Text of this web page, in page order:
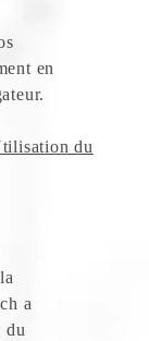
en
du
a
du